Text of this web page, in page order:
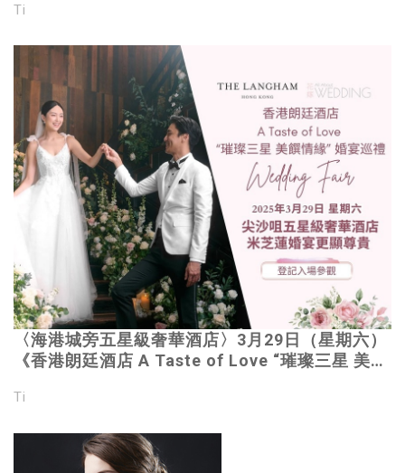
Ti
〈海港城旁五星級奢華酒店〉3月29日（星期六）
《香港朗廷酒店 A Taste of Love “璀璨三星 美饌
尊貴｜免費登記 投入夢幻體驗
Ti